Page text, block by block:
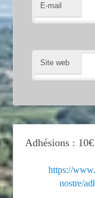
E-mail
Site web
Adhésions :
https://
nostre/